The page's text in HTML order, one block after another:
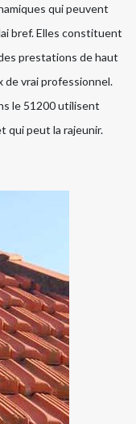
qui peuvent
bref. Elles constituent
prestations de haut
de vrai professionnel.
le 51200 utilisent
qui peut la rajeunir.